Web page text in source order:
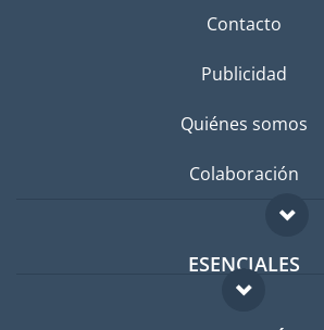
Contacto
Publicidad
Quiénes somos
Colaboración
ESENCIALES
Foro para expatriados